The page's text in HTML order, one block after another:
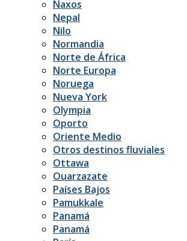
Naxos
Nepal
Nilo
Normandia
Norte de África
Norte Europa
Noruega
Nueva York
Olympia
Oporto
Oriente Medio
Otros destinos fluviales
Ottawa
Ouarzazate
Países Bajos
Pamukkale
Panamá
Panamá